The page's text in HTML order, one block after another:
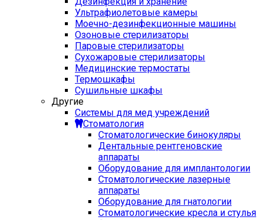
Ультрафиолетовые камеры
Моечно-дезинфекционные машины
Озоновые стерилизаторы
Паровые стерилизаторы
Сухожаровые стерилизаторы
Медицинские термостаты
Термошкафы
Сушильные шкафы
Другие
Системы для мед учреждений
Стоматология
Стоматологические бинокуляры
Дентальные рентгеновские
аппараты
Оборудование для имплантологии
Стоматологические лазерные
аппараты
Оборудование для гнатологии
Стоматологические кресла и стулья